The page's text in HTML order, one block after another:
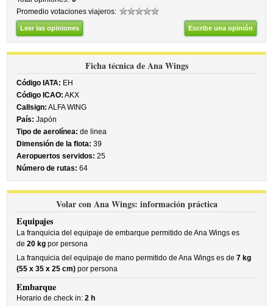
Promedio votaciones viajeros:
Leer las opiniones Escribe una opinión
Ficha técnica de Ana Wings
Código IATA: EH
Código ICAO: AKX
Callsign: ALFA WING
País: Japón
Tipo de aerolínea: de linea
Dimensión de la flota: 39
Aeropuertos servidos: 25
Número de rutas: 64
Volar con Ana Wings: información práctica
Equipajes
La franquicia del equipaje de embarque permitido de Ana Wings es
de20 kg por persona
La franquicia del equipaje de mano permitido de Ana Wings es de7 kg
(55 x 35 x 25 cm) por persona
Embarque
Horario de check in:2 h